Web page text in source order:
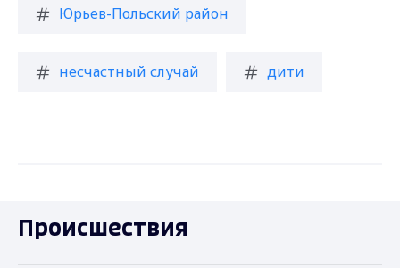
Юрьев-Польский район
несчастный случай дити
Происшествия